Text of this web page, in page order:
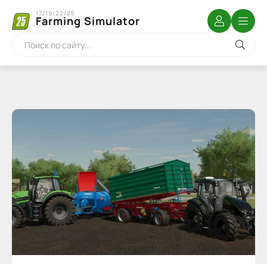
Farming Simulator
17/19/22/25